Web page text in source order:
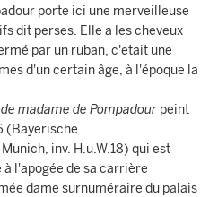
porte ici une merveilleuse
dit perses. Elle a les cheveux
par un ruban, c'etait une
d'un certain âge, à l'époque la
madame de Pompadour peint
(Bayerische
inv. H.u.W.18) qui est
à l'apogée de sa carrière
dame surnuméraire du palais